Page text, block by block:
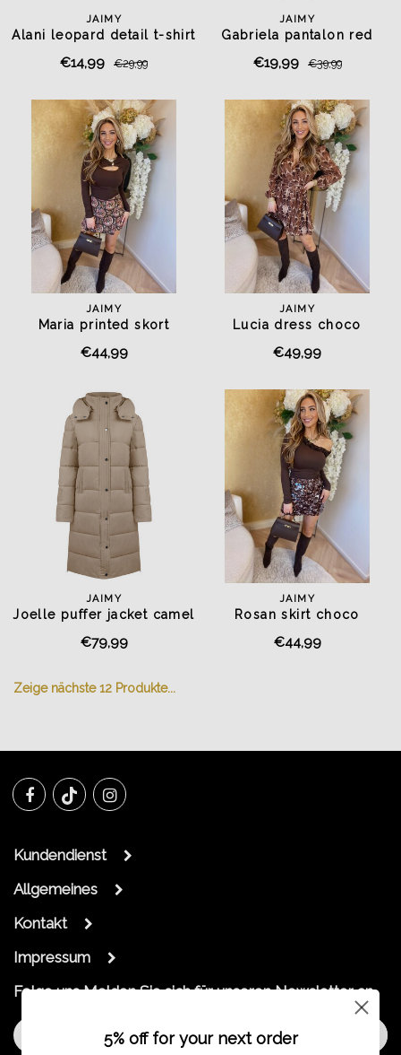
JAIMY
Alani leopard detail t-shirt
€14,99 €29,99
JAIMY
Gabriela pantalon red
€19,99 €39,99
JAIMY
Maria printed skort
€44,99
JAIMY
Lucia dress choco
€49,99
JAIMY
Joelle puffer jacket camel
€79,99
JAIMY
Rosan skirt choco
€44,99
Zeige nächste12 Produkte...
Kundendienst
Allgemeines
Kontakt
Impressum
Folge uns Melden Sie sich für unseren Newsletter an
Melde dich an
5% off for your next order